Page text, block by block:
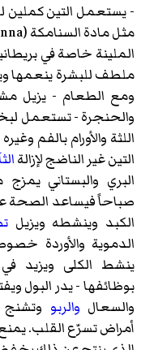
- يستعمل التين كملين
مثل مادة السنامكة (
الملينة خاصة في
ملطف للبشرة ينعمها
ومع الطعام - يزيل
والحنجرة - تستعمل
اللثة والأورام بالفم
التين غير الناضج لإزالة
البري والبستاني
صباحاً فيساعد الصحة
الكبد وينشطه ويزيل
الدموية والأوردة
ينشط الكلى ويزيد في
بوظائفها - يدر البول
والسعال والربو وتشنج
أمراض تسرّع القلب.